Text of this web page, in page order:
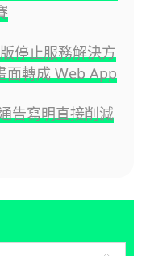
停止服務解決方
面轉成 Web App
告寫明直接削減